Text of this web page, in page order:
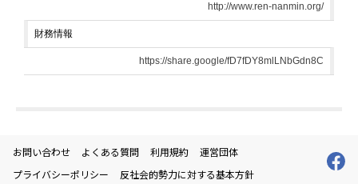
http://www.ren-nanmin.org/
財務情報
https://share.google/fD7fDY8mlLNbGdn8C
お問い合わせ よくある質問 利用規約
運営団体
プライバシーポリシー
反社会的勢力に対する基本方針